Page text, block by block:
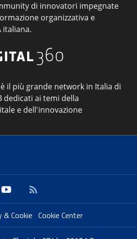
di innovatori impegnate
organizzativa e
italiana.
è il più grande network in Italia di
dedicati ai temi della
e dell'innovazione
& Cookie Cookie Center